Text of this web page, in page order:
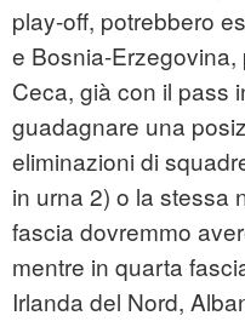
play-off, potrebbero
e Bosnia-
Ceca, già con il pass
guadagnare una
eliminazioni di
in urna 2) o la stessa
fascia dovremmo
mentre in quarta
Irlanda del Nord,